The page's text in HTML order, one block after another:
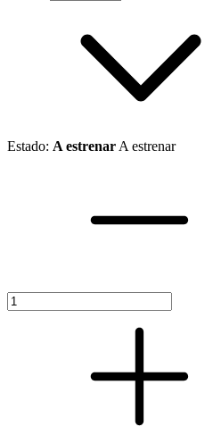
Estado: A estrenar A estrenar